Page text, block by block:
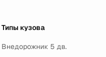
Типы кузова
Внедорожник 5 дв.